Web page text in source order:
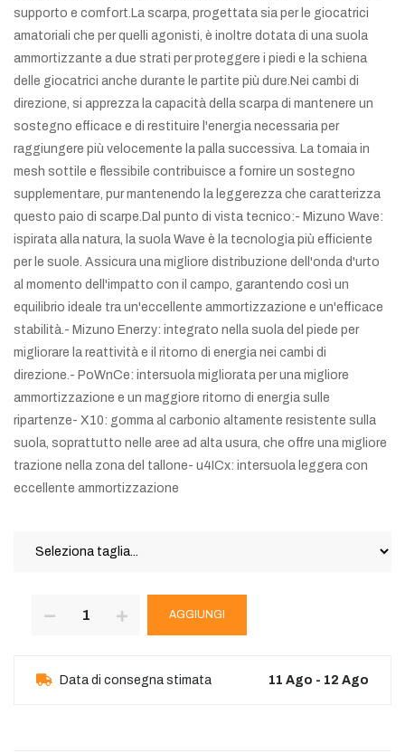
supporto e comfort.La scarpa, progettata sia per le giocatrici
amatoriali che per quelli agonisti, è inoltre dotata di una suola
ammortizzante a due strati per proteggere i piedi e la schiena
delle giocatrici anche durante le partite più dure.Nei cambi di
direzione, si apprezza la capacità della scarpa di mantenere un
sostegno efficace e di restituire l'energia necessaria per
raggiungere più velocemente la palla successiva. La tomaia in
mesh sottile e flessibile contribuisce a fornire un sostegno
supplementare, pur mantenendo la leggerezza che caratterizza
questo paio di scarpe.Dal punto di vista tecnico:- Mizuno Wave:
ispirata alla natura, la suola Wave è la tecnologia più efficiente
per le suole. Assicura una migliore distribuzione dell'onda d'urto
al momento dell'impatto con il campo, garantendo così un
equilibrio ideale tra un'eccellente ammortizzazione e un'efficace
stabilità.- Mizuno Enerzy: integrato nella suola del piede per
migliorare la reattività e il ritorno di energia nei cambi di
direzione.- PoWnCe: intersuola migliorata per una migliore
ammortizzazione e un maggiore ritorno di energia sulle
ripartenze- X10: gomma al carbonio altamente resistente sulla
suola, soprattutto nelle aree ad alta usura, che offre una migliore
trazione nella zona del tallone- u4ICx: intersuola leggera con
eccellente ammortizzazione
AGGIUNGI
Data di consegna stimata 11 Ago - 12 Ago